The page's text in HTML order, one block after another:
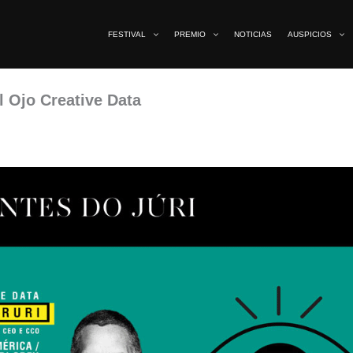
FESTIVAL PREMIO NOTICIAS AUSPICIOS
Ojo Creative Data